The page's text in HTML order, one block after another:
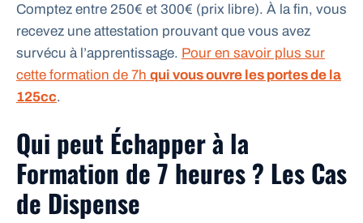
Comptez entre 250€ et 300€ (prix libre). À la fin, vous
recevez une attestation prouvant que vous avez
survécu à l’apprentissage. Pour en savoir plus sur
cette formation de 7h qui vous ouvre les portes de la
125cc.
Qui peut Échapper à la
Formation de 7 heures ? Les Cas
de Dispense